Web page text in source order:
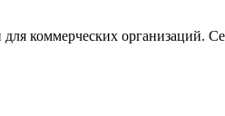
коммерческих организаций.